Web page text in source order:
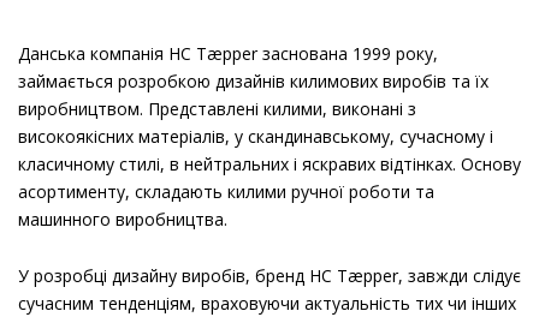
Данська компанія HC Tæpper заснована 1999 року,
займається розробкою дизайнів килимових виробів та їх
виробництвом. Представлені килими, виконані з
високоякісних матеріалів, у скандинавському, сучасному і
класичному стилі, в нейтральних і яскравих відтінках. Основу
асортименту, складають килими ручної роботи та
машинного виробництва.
У розробці дизайну виробів, бренд HC Tæpper, завжди слідує
сучасним тенденціям, враховуючи актуальність тих чи інших